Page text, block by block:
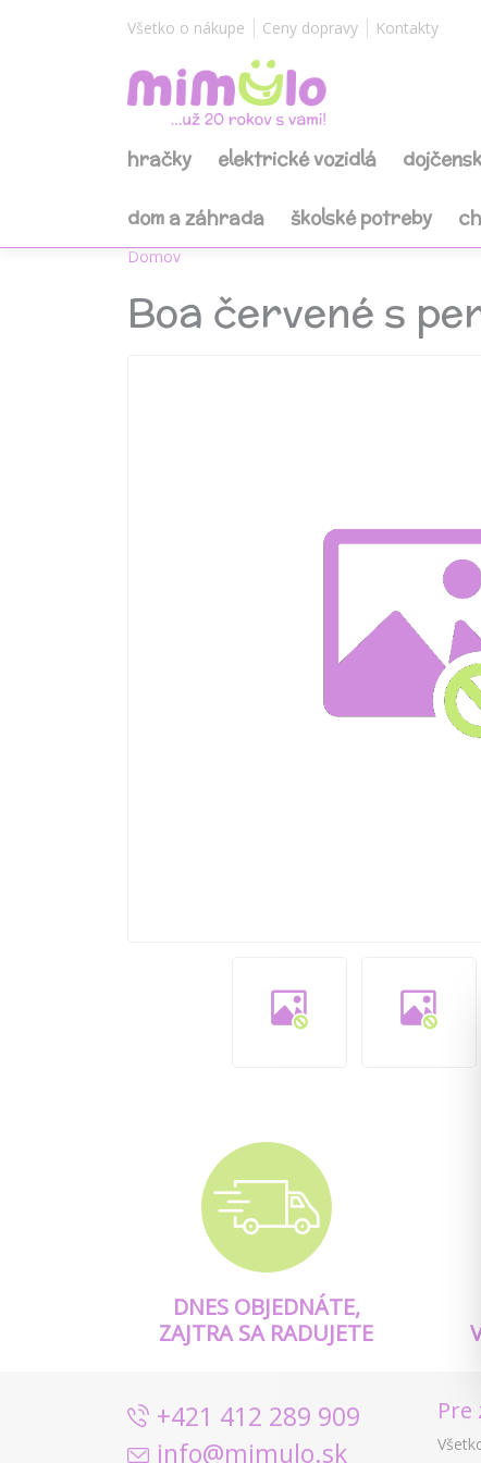
Všetko o nákupe Ceny dopravy Kontakty
hračky elektrické vozidlá
dom a záhrada školské potreby
Domov
Boa červené s
DNES OBJEDNÁTE,
ZAJTRA SA RADUJETE
+421 412 289 909
info@mimulo.sk
Pre